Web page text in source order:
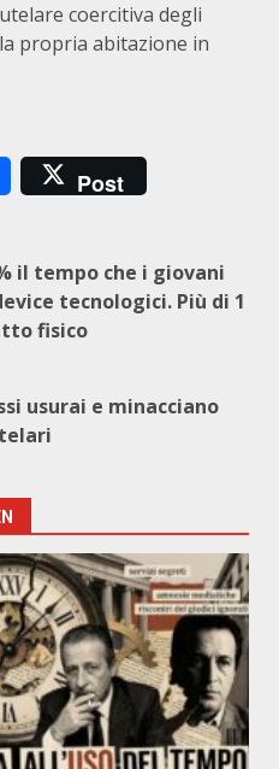
coercitiva degli
propria abitazione in
Post
il tempo che i giovani
tecnologici. Più di 1
fisico
usurai e minacciano